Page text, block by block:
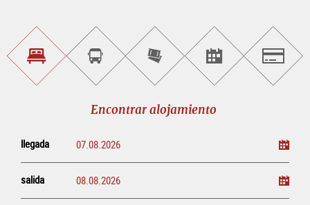
Encontrar
alojamiento
Reservar
visitas
guiadas
Comprar
entradas
en
Encontrar<br>
eventos
Encontrar alojamiento
llegada
salida